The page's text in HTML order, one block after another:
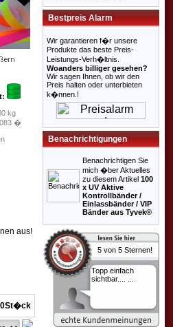
kg
�
aus!
Bestpreis Alarm
Wir garantieren f�r unsere
Produkte das beste Preis-
Leistungs-Verh�ltnis.
Woanders billiger gesehen?
Wir sagen Ihnen, ob wir den
Preis halten oder unterbieten
k�nnen.!
Benachrichtigungen
Benachrichtigen Sie
mich �ber Aktuelles
zu diesem Artikel 100
x UV Aktive
Kontrollbänder /
Einlassbänder / VIP
Bänder aus Tyvek®
Topp einfach
sichtbar.... ...